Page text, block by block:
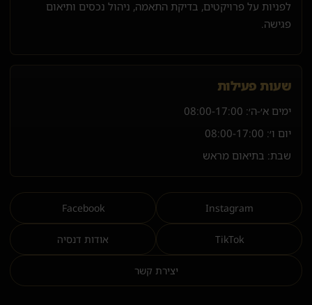
לפניות על פרויקטים, בדיקת התאמה, ניהול נכסים ותיאום
פגישה.
שעות פעילות
ימים א׳-ה׳: 08:00-17:00
יום ו׳: 08:00-17:00
שבת: בתיאום מראש
Instagram
Facebook
TikTok אודות דנסיה
יצירת קשר